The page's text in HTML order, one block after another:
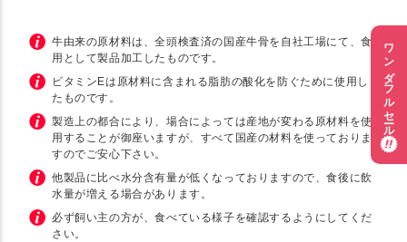
牛由来の原材料は、全頭検査済の国産牛骨を自社工場にて、食
用として製品加工したものです。
ビタミンEは原材料に含まれる脂肪の酸化を防ぐために使用し
たものです。
製造上の都合により、場合によっては産地が変わる原材料を使
用することが御座いますが、すべて国産の材料を使っておりま
すのでご安心下さい。
他製品に比べ水分含有量が低くなっておりますので、食後に飲
水量が増える場合があります。
必ず飼い主の方が、食べている様子を確認するようにしてくだ
さい。
ワンダフルセール